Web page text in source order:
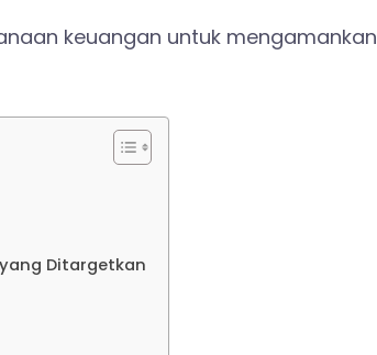
keuangan untuk mengamankan
Ditargetkan